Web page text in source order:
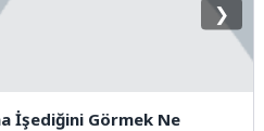
İşediğini Görmek Ne
❯